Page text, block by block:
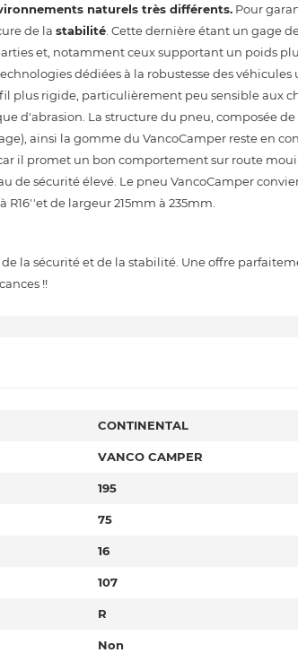
naturels très différents. Pour
de la stabilité . Cette dernière étant un gage
et, notamment ceux supportant un poids
dédiées à la robustesse des
plus rigide, particulièrement peu sensible aux
d'abrasion. La structure du pneu, composée
ainsi la gomme du VancoCamper reste en
il promet un bon comportement sur route
de sécurité élevé. Le pneu VancoCamper
de largeur 215mm à 235mm.
la sécurité et de la stabilité. Une offre
!!
CONTINENTAL
VANCO CAMPER
195
75
16
107
R
Non